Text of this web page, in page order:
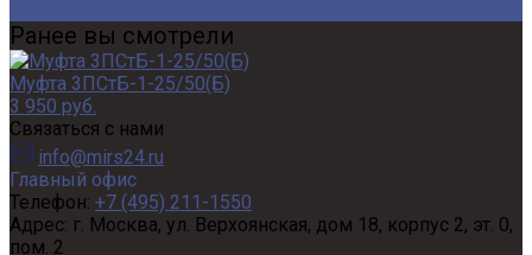
Ранее вы смотрели
Муфта 3ПСтБ-1-25/50(Б)
3 950 руб.
Связаться с нами
info@mirs24.ru
Главный офис
Телефон: +7 (495) 211-1550
Адрес: г. Москва, ул. Верхоянская, дом 18, корпус 2, эт. 0,
пом. 2